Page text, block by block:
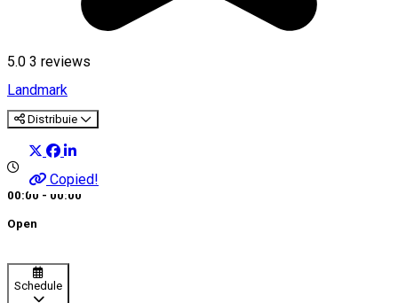
5.0 3 reviews
Landmark
Distribuie
Copied!
00:00 - 00:00
Open
Schedule